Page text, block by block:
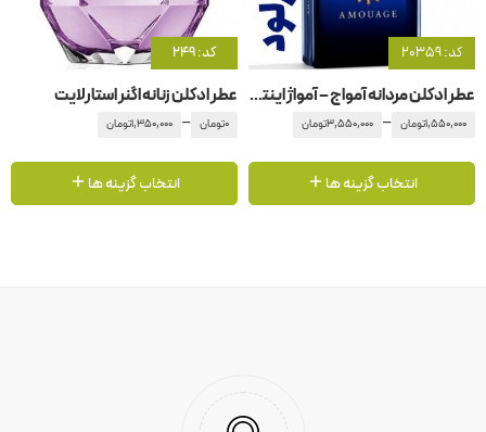
کد: 20359
عطر ادکلن مردانه آمواج – آمواژ اینترلود
1,550,000تومان –
3,550,000تومان
انتخاب گزینه ها
کد: 249
عطر ادکلن زنانه اگنر استارلایت
0تومان –
1,350,000تومان
انتخاب گزینه ها